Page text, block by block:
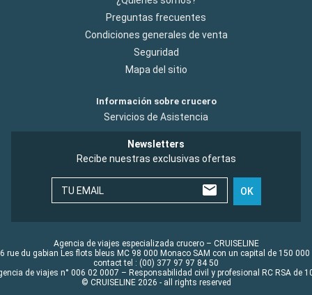
Preguntas frecuentes
Condiciones generales de venta
Seguridad
Mapa del sitio
Información sobre crucero
Servicios de Asistencia
Newsletters
Recibe nuestras exclusivas ofertas
TU EMAIL OK
Agencia de viajes especializada crucero – CRUISELINE
rue du gabian Les flots bleus MC 98 000 Monaco SAM con un capital de 150 000
contact tel : (00) 377 97 97 84 50
de viajes n° 006 02 0007 – Responsabilidad civil y profesional RC RSA de
© CRUISELINE 2026 - all rights reserved